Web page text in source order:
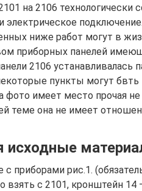
на 2106 технологически
электрическое
ниже работ могут в
приборных панелей
2106 устанавливалась
пункты могут
фото имеет место прочая
теме она не имеет
приборами рис.1.
взять с 2101, кронштейн 14